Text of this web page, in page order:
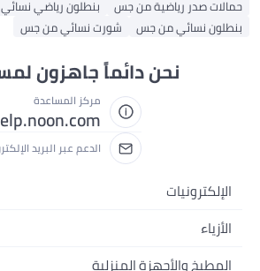
حمالات صدر رياضية من جس
بنطلون رياضي
بنطلون نسائي من جس
شورت نسائي من جس
نحن دائماً جاهزون
مركز المساعدة
الدعم عبر البريد
الإلكترونيات
الجوالات
الأزياء
أزياء نسائية
المطبخ والأجهزة المنزلية